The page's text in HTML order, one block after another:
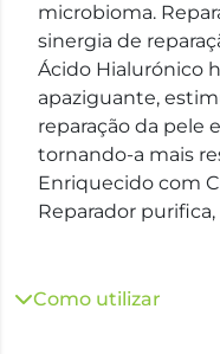
microbioma.
sinergia de
Ácido Hialurónico
apaziguante,
reparação da pele
tornando-a mais
Enriquecido com
Reparador
Como utilizar